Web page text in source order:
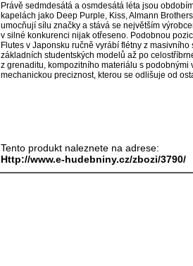
Právě sedmdesátá a osmdesátá léta jsou
kapelách jako Deep Purple, Kiss, Almann
umocňují sílu značky a stává se největším
v silné konkurenci nijak otřeseno. Podobnou
Flutes v Japonsku ručně vyrábí flétny z
základních studentských modelů až po
z grenaditu, kompozitního materiálu s
mechanickou preciznost, kterou se odlišuje od
Tento produkt naleznete na adrese:
Http://www.e-hudebniny.cz/zbozi/3790/